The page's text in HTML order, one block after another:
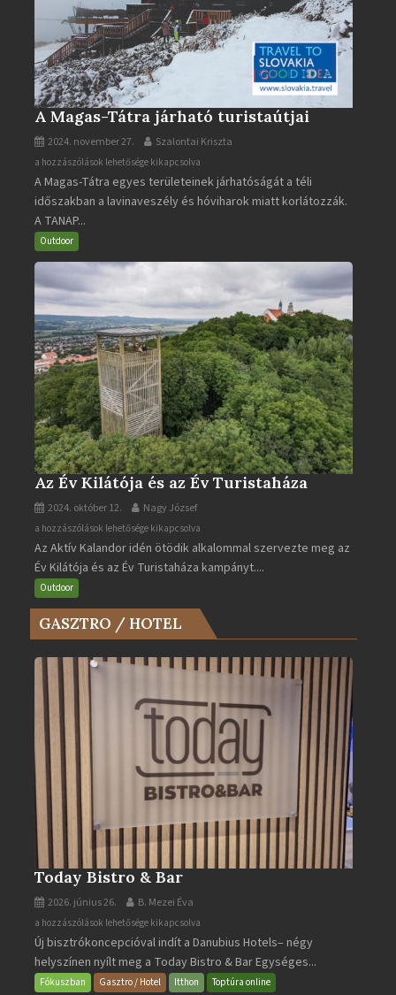
A Magas-Tátra járható turistaútjai
2024. november 27. Szalontai Kriszta
A
Magas-
Tátra
járható
turistaútjai
bejegyzéshez
a hozzászólások lehetősége kikapcsolva
A Magas-Tátra egyes területeinek járhatóságát a téli
időszakban a lavinaveszély és hóviharok miatt korlátozzák.
A TANAP...
Outdoor
Az Év Kilátója és az Év Turistaháza
2024. október 12. Nagy József
Az
Év
Kilátója
és
Év
Turistaháza
bejegyzéshez
a hozzászólások lehetősége kikapcsolva
Az Aktív Kalandor idén ötödik alkalommal szervezte meg az
Év Kilátója és az Év Turistaháza kampányt....
Outdoor
GASZTRO / HOTEL
Today Bistro & Bar
2026. június 26. B. Mezei Éva
Today
Bistro
&
Bar
a hozzászólások lehetősége kikapcsolva
Új bisztrókoncepcióval indít a Danubius Hotels– négy
helyszínen nyílt meg a Today Bistro & Bar Egységes...
Fókuszban Gasztro / Hotel Itthon Toptúra online